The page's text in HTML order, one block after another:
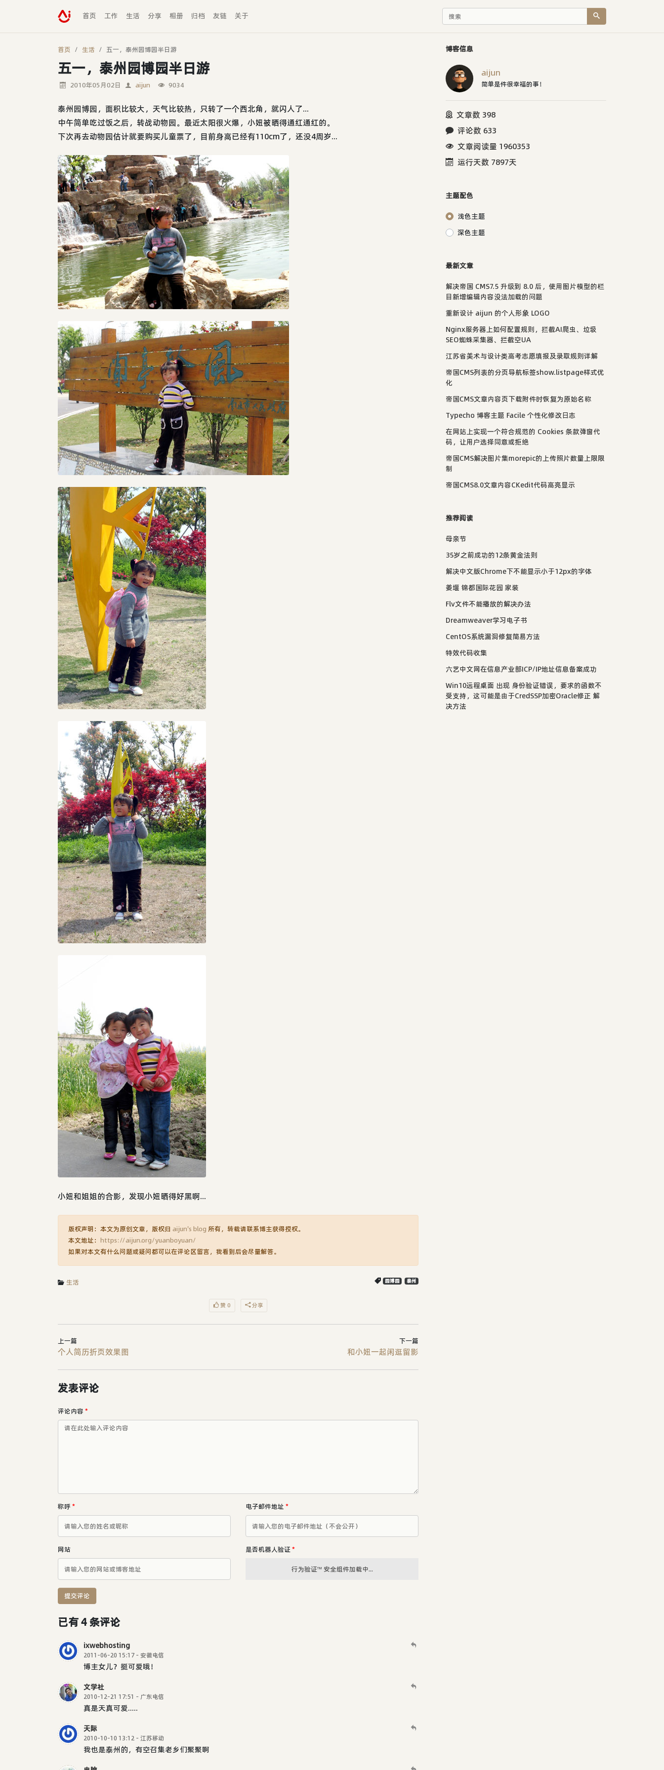
首页 工作 生活 分享 相册 归档 友链 关于
首页 生活 五一，泰州园博园半日游
五一，泰州园博园半日游
2010年05月02日 aijun 9034
泰州园博园，面积比较大，天气比较热，只转了一个西北角，就闪人了...
中午简单吃过饭之后，转战动物园。最近太阳很火爆，小妞被晒得通红通红的。
下次再去动物园估计就要购买儿童票了，目前身高已经有110cm了，还没4周岁...
小妞和姐姐的合影，发现小妞晒得好黑啊...
版权声明：本文为原创文章，版权归 aijun's blog 所有，转载请联系博主获得授权。
本文地址： https://aijun.org/yuanboyuan/
如果对本文有什么问题或疑问都可以在评论区留言，我看到后会尽量解答。
生活 园博园 泰州
赞 0 分享
上一篇
个人简历折页效果图
下一篇
和小妞一起闲逛留影
发表评论
评论内容 *
称呼* 电子邮件地址 *
网站 是否机器人验证 *
行为验证™ 安全组件加载中...
提交评论
已有 4 条评论
ixwebhosting
2011-06-20 15:17 - 安徽电信
博主女儿？挺可爱哦！
文学社
2010-12-21 17:51 - 广东电信
真是天真可爱.....
天际
2010-10-10 13:12 - 江苏移动
我也是泰州的，有空召集老乡们聚聚啊
博客信息
aijun
简单是件很幸福的事！
文章数 398
评论数 633
文章阅读量 1960353
运行天数 7897天
主题配色
浅色主题
深色主题
最新文章
解决帝国 CMS7.5 升级到 8.0 后，使用图片模型的栏
目新增编辑内容没法加载的问题
重新设计 aijun 的个人形象 LOGO
Nginx服务器上如何配置规则，拦截AI爬虫、垃圾
SEO蜘蛛采集器、拦截空UA
江苏省美术与设计类高考志愿填报及录取规则详解
帝国CMS列表的分页导航标签show.listpage样式优
化
帝国CMS文章内容页下载附件时恢复为原始名称
Typecho 博客主题 Facile 个性化修改日志
在网站上实现一个符合规范的 Cookies 条款弹窗代
码，让用户选择同意或拒绝
帝国CMS解决图片集morepic的上传照片数量上限限
制
帝国CMS8.0文章内容CKedit代码高亮显示
推荐阅读
母亲节
35岁之前成功的12条黄金法则
解决中文版Chrome下不能显示小于12px的字体
姜堰 锦都国际花园 家装
Flv文件不能播放的解决办法
Dreamweaver学习电子书
CentOS系统漏洞修复简易方法
特效代码收集
六艺中文网在信息产业部ICP/IP地址信息备案成功
Win10远程桌面 出现 身份验证错误，要求的函数不
受支持，这可能是由于CredSSP加密Oracle修正 解
决方法